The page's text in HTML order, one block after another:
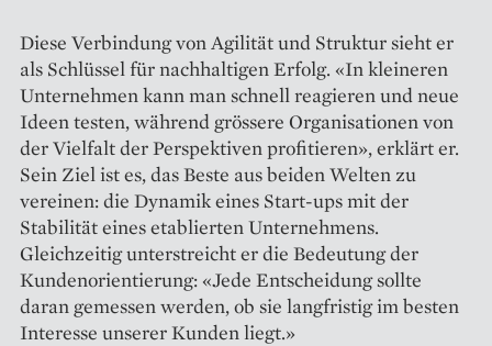
Diese Verbindung von Agilität und Struktur sieht er
als Schlüssel für nachhaltigen Erfolg. «In kleineren
Unternehmen kann man schnell reagieren und neue
Ideen testen, wäh­rend grössere Organisationen von
der Vielfalt der Perspektiven profitieren», erklärt er.
Sein Ziel ist es, das Beste aus beiden Welten zu
vereinen: die Dynamik eines Start-ups mit der
Stabilität eines etablierten Unternehmens.
Gleichzeitig unterstreicht er die Bedeutung der
Kundenorientierung: «Jede Entscheidung sollte
daran gemessen werden, ob sie langfristig im besten
Interesse unserer Kunden liegt.»